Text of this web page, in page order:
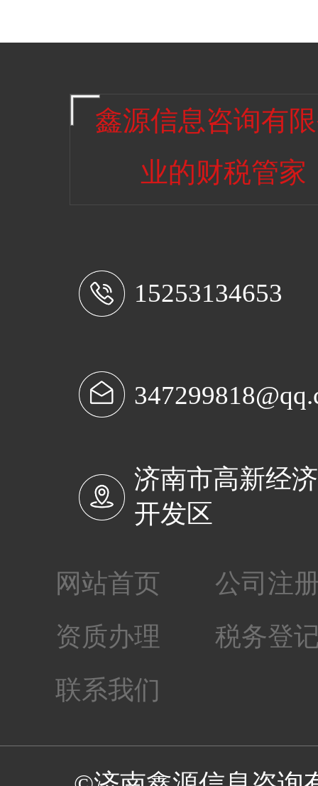
鑫源信息咨询有
业的财税管家
15253134653
济南市高新经
开发区
网站首页
公司注
资质办理
税务登
联系我们